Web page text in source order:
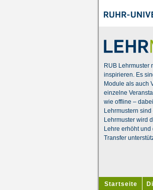
RUB Lehrmuster
inspirieren. Es
Module als auch
einzelne
wie offline –
Lehrmustern
Lehrmuster wird
Lehre erhöht
Transfer
Startseite